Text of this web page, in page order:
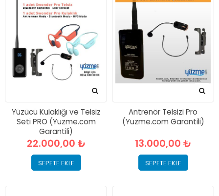
Yüzücü Kulaklığı ve Telsiz
Seti PRO (Yuzme.com
Garantili)
22.000,00 ₺
SEPETE EKLE
Antrenör Telsizi Pro
(Yuzme.com Garantili)
13.000,00 ₺
SEPETE EKLE